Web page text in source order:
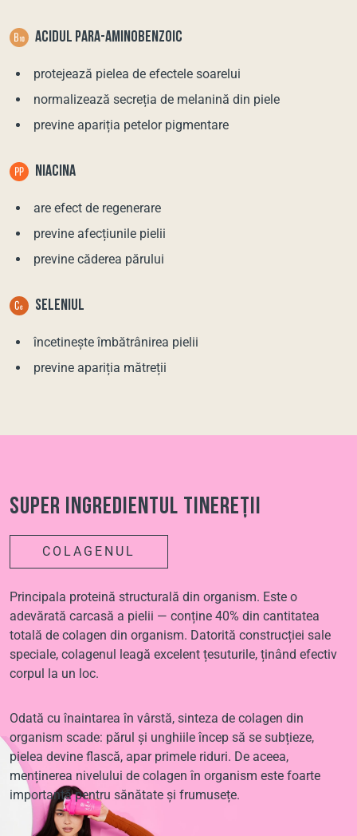
ACIDUL PARA-AMINOBENZOIC
protejează pielea de efectele soarelui
normalizează secreția de melanină din piele
previne apariția petelor pigmentare
NIACINA
are efect de regenerare
previne afecțiunile pielii
previne căderea părului
SELENIUL
încetinește îmbătrânirea pielii
previne apariția mătreții
Super ingredientul tinereții
COLAGENUL
Principala proteină structurală din organism. Este o
adevărată carcasă a pielii — conține 40% din cantitatea
totală de colagen din organism. Datorită construcției sale
speciale, colagenul leagă excelent țesuturile, ținând efectiv
corpul la un loc.
Odată cu înaintarea în vârstă, sinteza de colagen din
organism scade: părul și unghiile încep să se subțieze,
pielea devine flască, apar primele riduri. De aceea,
menținerea nivelului de colagen în organism este foarte
importantă pentru sănătate și frumusețe.